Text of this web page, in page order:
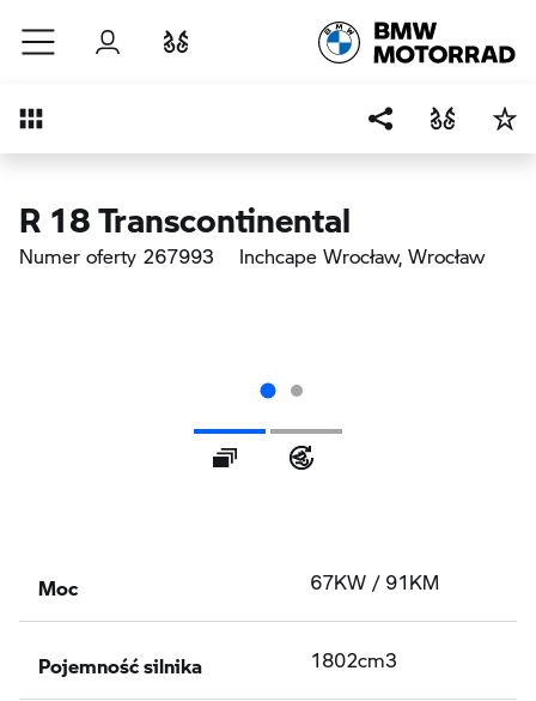
Przejdź do głównej treści
Zaloguj się
Przegląd
R 18 Transcontinental
Numer oferty 267993 Inchcape Wrocław, Wrocław
Galeria
Moc 67KW / 91KM
Pojemność silnika 1802cm3